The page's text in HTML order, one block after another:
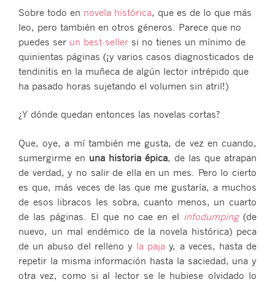
Sobre todo en novela histórica, que es de lo que más
leo, pero también en otros géneros. Parece que no
puedes ser un best-seller si no tienes un mínimo de
quinientas páginas (¡y varios casos diagnosticados de
tendinitis en la muñeca de algún lector intrépido que
ha pasado horas sujetando el volumen sin atril!)
¿Y dónde quedan entonces las novelas cortas?
Que, oye, a mí también me gusta, de vez en cuando,
sumergirme en una historia épica, de las que atrapan
de verdad, y no salir de ella en un mes. Pero lo cierto
es que, más veces de las que me gustaría, a muchos
de esos libracos les sobra, cuanto menos, un cuarto
de las páginas. El que no cae en el infodumping (de
nuevo, un mal endémico de la novela histórica) peca
de un abuso del relleno y la pajay, a veces, hasta de
repetir la misma información hasta la saciedad, una y
otra vez, como si al lector se le hubiese olvidado lo